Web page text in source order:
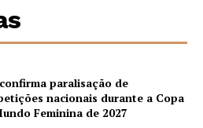
paralisação de
nacionais durante a Copa
Feminina de 2027